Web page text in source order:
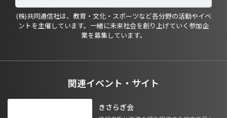
(株)共同通信社は、教育・文化・スポーツなど各分野の活動やイベ
ントを主催しています。一緒に未来社会を創り上げていく参加企
業を募集しています。
関連イベント・サイト
きさらぎ会